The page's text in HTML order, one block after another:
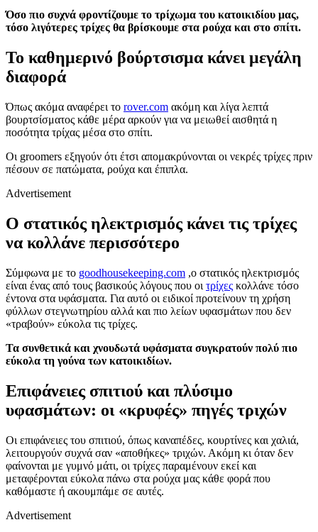
Όσο πιο συχνά φροντίζουμε το τρίχωμα του κατοικιδίου μας,
τόσο λιγότερες τρίχες θα βρίσκουμε στα ρούχα και στο σπίτι.
Το καθημερινό βούρτσισμα κάνει μεγάλη
διαφορά
Όπως ακόμα αναφέρει το rover.com ακόμη και λίγα λεπτά
βουρτσίσματος κάθε μέρα αρκούν για να μειωθεί αισθητά η
ποσότητα τρίχας μέσα στο σπίτι.
Οι groomers εξηγούν ότι έτσι απομακρύνονται οι νεκρές τρίχες πριν
πέσουν σε πατώματα, ρούχα και έπιπλα.
Advertisement
Ο στατικός ηλεκτρισμός κάνει τις τρίχες
να κολλάνε περισσότερο
Σύμφωνα με το goodhousekeeping.com ,ο στατικός ηλεκτρισμός
είναι ένας από τους βασικούς λόγους που οι τρίχες κολλάνε τόσο
έντονα στα υφάσματα. Για αυτό οι ειδικοί προτείνουν τη χρήση
φύλλων στεγνωτηρίου αλλά και πιο λείων υφασμάτων που δεν
«τραβούν» εύκολα τις τρίχες.
Τα συνθετικά και χνουδωτά υφάσματα συγκρατούν πολύ πιο
εύκολα τη γούνα των κατοικιδίων.
Επιφάνειες σπιτιού και πλύσιμο
υφασμάτων: οι «κρυφές» πηγές τριχών
Οι επιφάνειες του σπιτιού, όπως καναπέδες, κουρτίνες και χαλιά,
λειτουργούν συχνά σαν «αποθήκες» τριχών. Ακόμη κι όταν δεν
φαίνονται με γυμνό μάτι, οι τρίχες παραμένουν εκεί και
μεταφέρονται εύκολα πάνω στα ρούχα μας κάθε φορά που
καθόμαστε ή ακουμπάμε σε αυτές.
Advertisement